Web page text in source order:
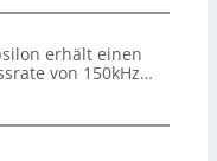
erhält einen
von 150kHz…